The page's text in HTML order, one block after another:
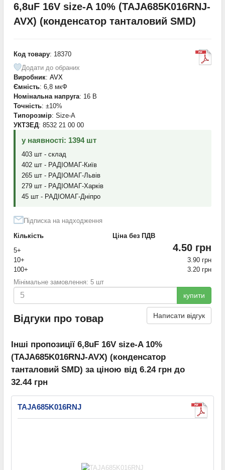
6,8uF 16V size-A 10% (TAJA685K016RNJ-
AVX) (конденсатор танталовий SMD)
Код товару: 18370
Додати до обраних
Виробник: AVX
Ємність: 6,8 мкФ
Номінальна напруга: 16 В
Точність: ±10%
Типорозмір: Size-A
УКТЗЕД: 8532 21 00 00
у наявності: 1394 шт
403 шт - склад
402 шт - РАДІОМАГ-Київ
265 шт - РАДІОМАГ-Львів
279 шт - РАДІОМАГ-Харків
45 шт - РАДІОМАГ-Дніпро
Підписка на надходження
Кількість
Ціна без ПДВ
5+
4.50 грн
10+
3.90 грн
100+
3.20 грн
Мінімальне замовлення: 5 шт
купити
Відгуки про товар Написати відгук
Інші пропозиції 6,8uF 16V size-A 10%
(TAJA685K016RNJ-AVX) (конденсатор
танталовий SMD) за ціною від 6.24 грн до
32.44 грн
TAJA685K016RNJ